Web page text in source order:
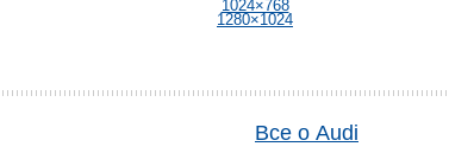
1024×768
1280×1024
Все о Audi